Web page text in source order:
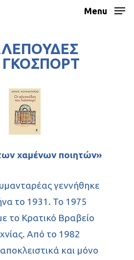
Menu
χαμένων ποιητών»
γεννήθηκε
το 1931. Το 1975
το Κρατικό Βραβείο
Από το 1982
και μόνο